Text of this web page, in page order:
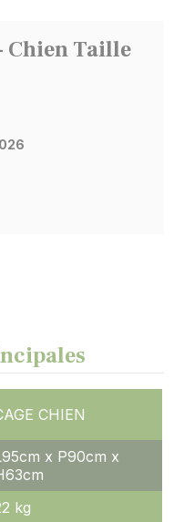
Chien Taille
CHIEN
x P90cm x
kg